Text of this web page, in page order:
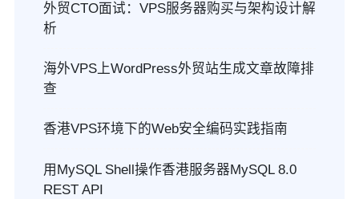
外贸CTO面试：VPS服务器购买与架构设计解
析
海外VPS上WordPress外贸站生成文章故障排
查
香港VPS环境下的Web安全编码实践指南
用MySQL Shell操作香港服务器MySQL 8.0
REST API